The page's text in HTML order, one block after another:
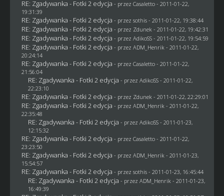
RE: Zgadywanka - Fotki 2 edycja - przez Casaletto- 2011-01-22,
19:31:39
RE: Zgadywanka - Fotki 2 edycja - przez sothis- 2011-01-22, 19:38:44
RE: Zgadywanka - Fotki 2 edycja - przez Zdunek - 2011-01-22, 19:42:31
RE: Zgadywanka - Fotki 2 edycja - przez AdikoSS - 2011-01-22, 19:54:59
RE: Zgadywanka - Fotki 2 edycja - przez ADM_Henrik - 2011-01-22,
20:24:14
RE: Zgadywanka - Fotki 2 edycja - przez Casaletto- 2011-01-22,
21:56:04
RE: Zgadywanka - Fotki 2 edycja - przez AdikoSS - 2011-01-22,
22:23:10
RE: Zgadywanka - Fotki 2 edycja - przez Zdunek - 2011-01-22, 22:29:01
RE: Zgadywanka - Fotki 2 edycja - przez ADM_Henrik - 2011-01-22,
22:35:48
RE: Zgadywanka - Fotki 2 edycja - przez AdikoSS - 2011-01-23,
12:15:32
RE: Zgadywanka - Fotki 2 edycja - przez Casaletto- 2011-01-22,
23:23:50
RE: Zgadywanka - Fotki 2 edycja - przez ADM_Henrik - 2011-01-23,
15:54:57
RE: Zgadywanka - Fotki 2 edycja - przez sothis- 2011-01-23, 16:45:44
RE: Zgadywanka - Fotki 2 edycja - przez ADM_Henrik - 2011-01-23,
16:49:39